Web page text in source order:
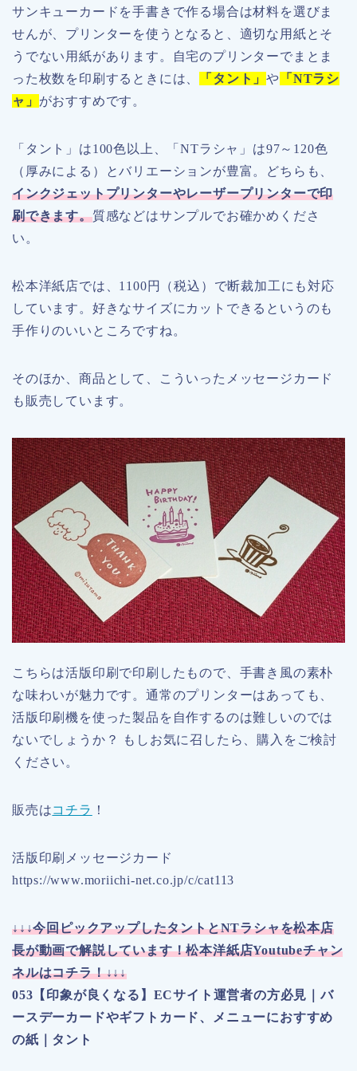
サンキューカードを手書きで作る場合は材料を選びま
せんが、プリンターを使うとなると、適切な用紙とそ
うでない用紙があります。自宅のプリンターでまとま
った枚数を印刷するときには、
「タント」や 「NTラシ
ャ」 がおすすめです。
「タント」は100色以上、「NTラシャ」は97～120色
（厚みによる）とバリエーションが豊富。どちらも、
インクジェットプリンターやレーザープリンターで印
刷できます。質感などはサンプルでお確かめくださ
い。
松本洋紙店では、1100円（税込）で断裁加工にも対応
しています。好きなサイズにカットできるというのも
手作りのいいところですね。
そのほか、商品として、こういったメッセージカード
も販売しています。
こちらは活版印刷で印刷したもので、手書き風の素朴
な味わいが魅力です。通常のプリンターはあっても、
活版印刷機を使った製品を自作するのは難しいのでは
ないでしょうか？ もしお気に召したら、購入をご検討
ください。
販売はコチラ ！
活版印刷メッセージカード
https://www.moriichi-net.co.jp/c/cat113
↓↓↓今回ピックアップしたタントとNTラシャを松本店
長が動画で解説しています！松本洋紙店Youtubeチャン
ネルはコチラ！↓↓↓
053【印象が良くなる】ECサイト運営者の方必見｜バ
ースデーカードやギフトカード、メニューにおすすめ
の紙｜タント